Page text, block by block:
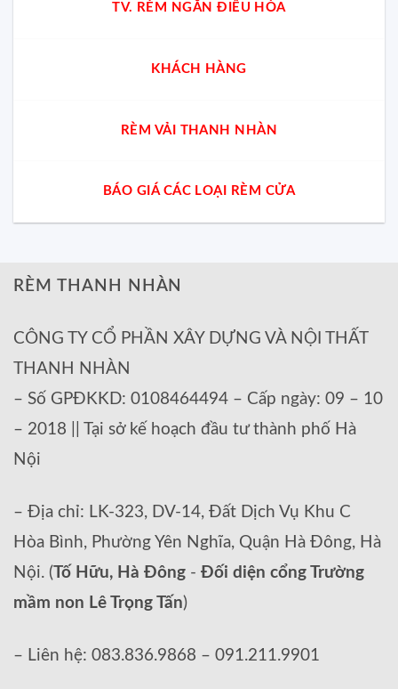
TV. RÈM NGĂN ĐIỀU HÒA
KHÁCH HÀNG
RÈM VẢI THANH NHÀN
BÁO GIÁ CÁC LOẠI RÈM CỬA
RÈM THANH NHÀN
CÔNG TY CỔ PHẦN XÂY DỰNG VÀ NỘI THẤT
THANH NHÀN
– Số GPĐKKD: 0108464494 – Cấp ngày: 09 – 10
– 2018 || Tại sở kế hoạch đầu tư thành phố Hà
Nội
– Địa chỉ: LK-323, DV-14, Đất Dịch Vụ Khu C
Hòa Bình, Phường Yên Nghĩa, Quận Hà Đông, Hà
Nội. (Tố Hữu, Hà Đông - Đối diện cổng Trường
mầm non Lê Trọng Tấn)
– Liên hệ: 083.836.9868 – 091.211.9901